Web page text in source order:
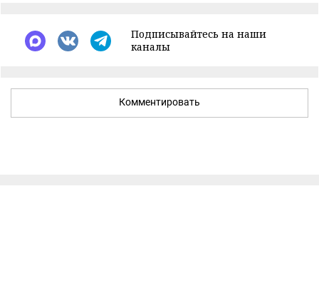
Подписывайтесь на наши
каналы
Комментировать